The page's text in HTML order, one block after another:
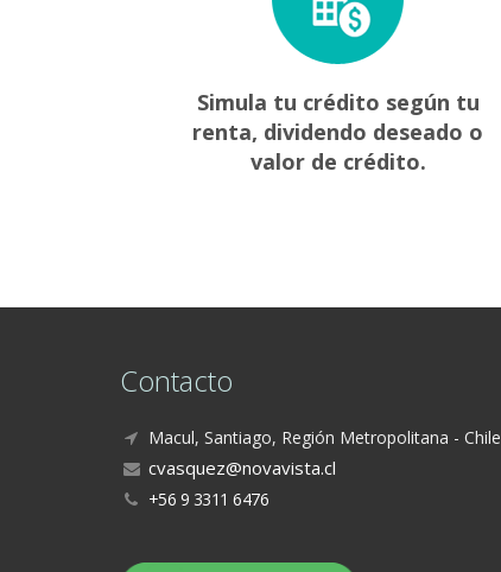
Simula tu crédito según tu
renta, dividendo deseado o
valor de crédito.
Contacto
Macul, Santiago, Región Metropolitana - Chile
+56 9 3311 6476